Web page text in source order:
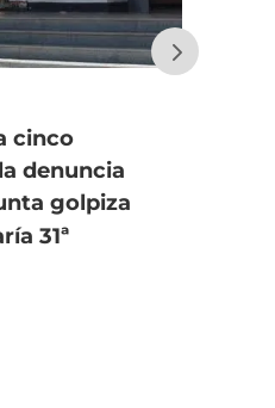
cinco
denuncia
golpiza
31ª